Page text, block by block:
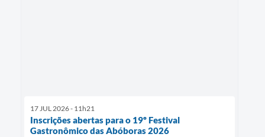
17 JUL 2026 - 11h21
Inscrições abertas para o 19º Festival
Gastronômico das Abóboras 2026